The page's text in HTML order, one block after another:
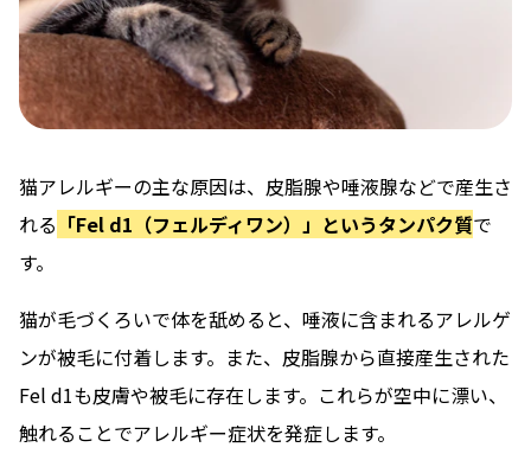
猫アレルギーの主な原因は、皮脂腺や唾液腺などで産生さ
れる 「Fel d1（フェルディワン）」というタンパク質で
す。
猫が毛づくろいで体を舐めると、唾液に含まれるアレルゲ
ンが被毛に付着します。また、皮脂腺から直接産生された
Fel d1も皮膚や被毛に存在します。これらが空中に漂い、
触れることでアレルギー症状を発症します。